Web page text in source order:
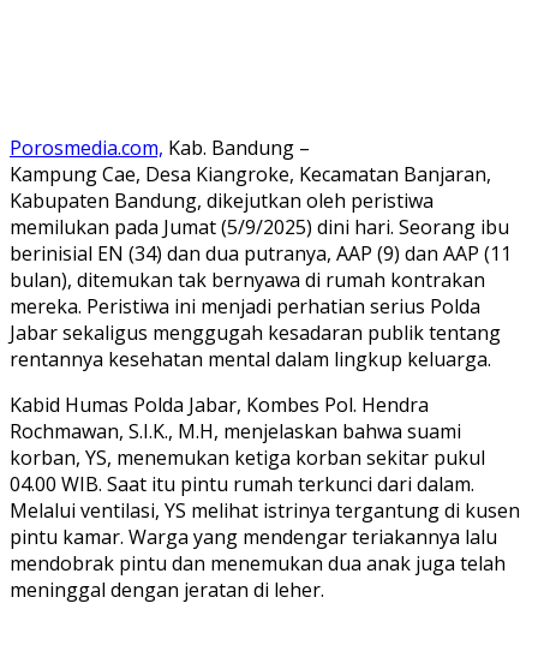
Porosmedia.com, Kab. Bandung –
Kampung Cae, Desa Kiangroke, Kecamatan Banjaran,
Kabupaten Bandung, dikejutkan oleh peristiwa
memilukan pada Jumat (5/9/2025) dini hari. Seorang ibu
berinisial EN (34) dan dua putranya, AAP (9) dan AAP (11
bulan), ditemukan tak bernyawa di rumah kontrakan
mereka. Peristiwa ini menjadi perhatian serius Polda
Jabar sekaligus menggugah kesadaran publik tentang
rentannya kesehatan mental dalam lingkup keluarga.
Kabid Humas Polda Jabar, Kombes Pol. Hendra
Rochmawan, S.I.K., M.H, menjelaskan bahwa suami
korban, YS, menemukan ketiga korban sekitar pukul
04.00 WIB. Saat itu pintu rumah terkunci dari dalam.
Melalui ventilasi, YS melihat istrinya tergantung di kusen
pintu kamar. Warga yang mendengar teriakannya lalu
mendobrak pintu dan menemukan dua anak juga telah
meninggal dengan jeratan di leher.